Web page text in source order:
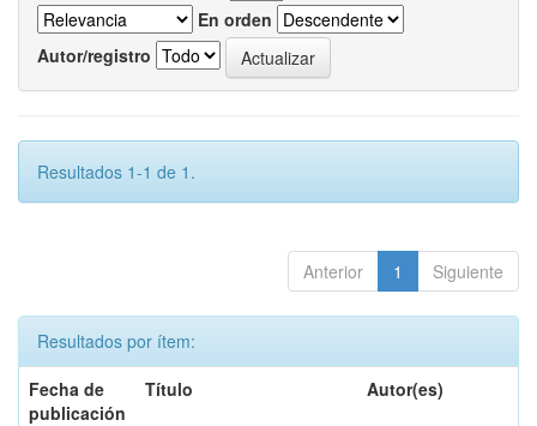
En orden
Autor/registro
Resultados 1-1 de 1.
Anterior 1 Siguiente
Resultados por ítem:
Fecha de
publicación
Título Autor(es)